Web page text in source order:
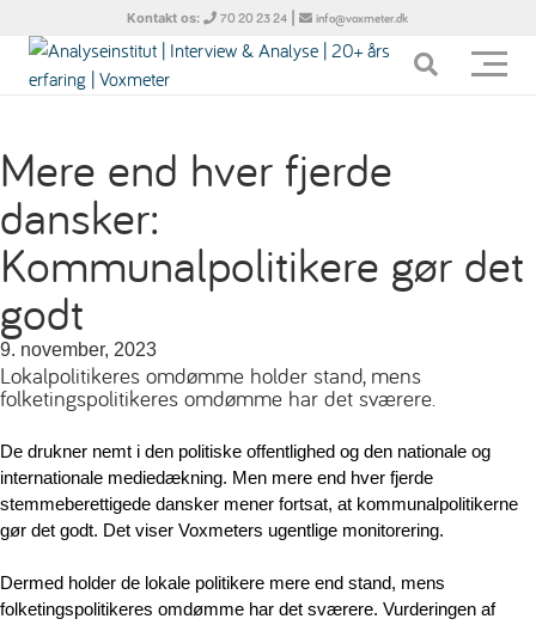
Kontakt os: 70 20 23 24 | info@voxmeter.dk
Mere end hver fjerde
dansker:
Kommunalpolitikere gør det
godt
9. november, 2023
Lokalpolitikeres omdømme holder stand, mens
folketingspolitikeres omdømme har det sværere.
De drukner nemt i den politiske offentlighed og den nationale og
internationale mediedækning. Men mere end hver fjerde
stemmeberettigede dansker mener fortsat, at kommunalpolitikerne
gør det godt. Det viser Voxmeters ugentlige monitorering.
Dermed holder de lokale politikere mere end stand, mens
folketingspolitikeres omdømme har det sværere. Vurderingen af